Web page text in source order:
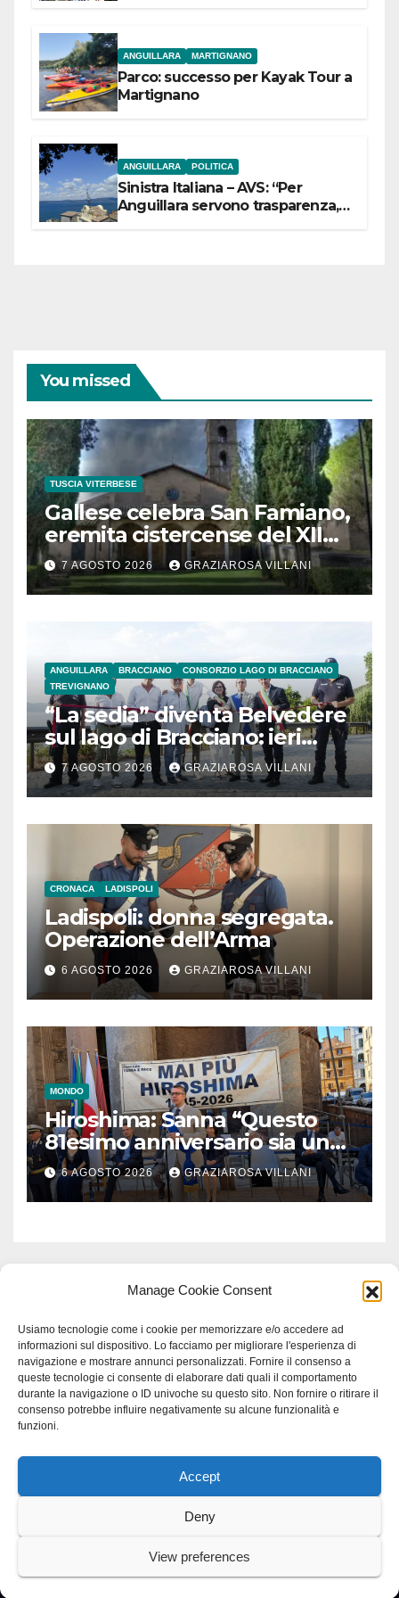
Manage Cookie Consent
Usiamo tecnologie come i cookie per memorizzare e/o accedere ad
informazioni sul dispositivo. Lo facciamo per migliorare l'esperienza di
navigazione e mostrare annunci personalizzati. Fornire il consenso a
queste tecnologie ci consente di elaborare dati quali il comportamento
durante la navigazione o ID univoche su questo sito. Non fornire o ritirare il
consenso potrebbe influire negativamente su alcune funzionalità e
funzioni.
Accept
Deny
View preferences
ANGUILLARA MARTIGNANO
Parco: successo per Kayak Tour a
Martignano
ANGUILLARA POLITICA
Sinistra Italiana – AVS: “Per
Anguillara servono trasparenza,
You missed
TUSCIA VITERBESE
Gallese celebra San Famiano,
eremita cistercense del XII
secolo
7 AGOSTO 2026 GRAZIAROSA VILLANI
ANGUILLARA BRACCIANO
CONSORZIO LAGO DI BRACCIANO
TREVIGNANO
“La sedia” diventa Belvedere
sul lago di Bracciano: ieri
l’inaugurazione
7 AGOSTO 2026 GRAZIAROSA VILLANI
CRONACA LADISPOLI
Ladispoli: donna segregata.
Operazione dell’Arma
6 AGOSTO 2026 GRAZIAROSA VILLANI
MONDO
Hiroshima: Sanna “Questo
81esimo anniversario sia un
monito per tutti”
6 AGOSTO 2026 GRAZIAROSA VILLANI
Proudly powered by WordPress|Tema: Newspaperex di
Scienzastudio specialistico bracciano